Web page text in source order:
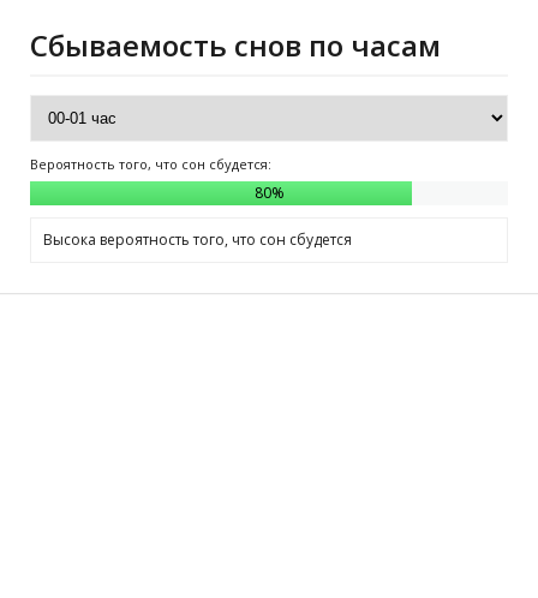
Сбываемость снов по часам
Вероятность того, что сон сбудется:
80%
Высока вероятность того, что сон сбудется